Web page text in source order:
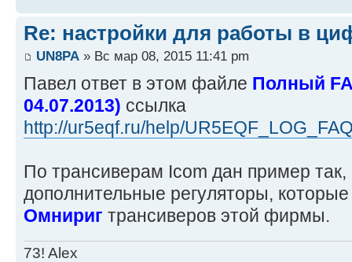
Re: настройки для работы в
UN8PA » Вс мар 08, 2015 11:41 pm
Павел ответ в этом файле Полный
04.07.2013) ссылка
http://ur5eqf.ru/help/
По трансиверам Icom дан пример так,
дополнительные регуляторы,
Омнириг трансиверов этой фирмы.
73! Alex